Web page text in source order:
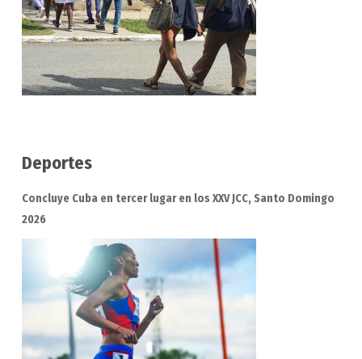
Deportes
Concluye Cuba en tercer lugar en los XXV JCC, Santo Domingo
2026